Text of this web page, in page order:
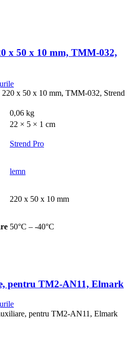
x 50 x 10 mm, TMM-032,
220 x 50 x 10 mm, TMM-032, Strend
0,06 kg
22 × 5 × 1 cm
Strend Pro
lemn
220 x 50 x 10 mm
50°C – -40°C
pentru TM2-AN11, Elmark
pentru TM2-AN11, Elmark